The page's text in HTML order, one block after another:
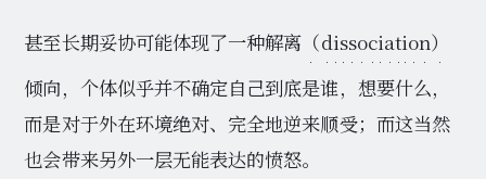
甚至长期妥协可能体现了一种解离 （dissociation）
倾向，个体似乎并不确定自己到底是谁，想要什么，
而是对于外在环境绝对、完全地逆来顺受；而这当然
也会带来另外一层无能表达的愤怒。